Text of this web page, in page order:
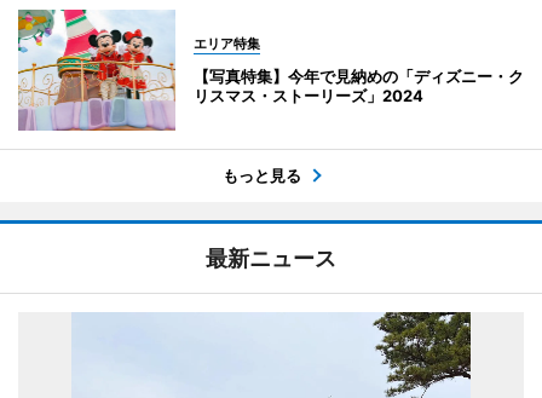
エリア特集
【写真特集】今年で見納めの「ディズニー・ク
リスマス・ストーリーズ」2024
もっと見る
最新ニュース